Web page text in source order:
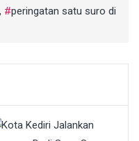
,
peringatan satu suro di